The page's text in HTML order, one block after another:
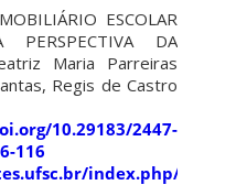
ESCOLAR
DA
Maria Parreiras
Regis de Castro
10.29183/2447-
116
index.php/